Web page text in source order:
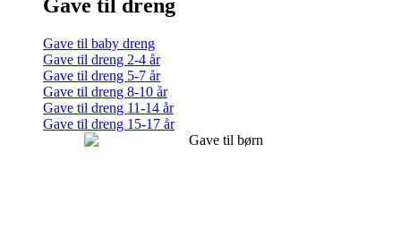
Gave til dreng
Gave til baby dreng
Gave til dreng 2-4 år
Gave til dreng 5-7 år
Gave til dreng 8-10 år
Gave til dreng 11-14 år
Gave til dreng 15-17 år